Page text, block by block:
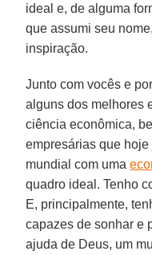
ideal e, de alguma
que assumi seu
inspiração.
Junto com vocês e
alguns dos melhores
ciência econômica,
empresárias que
mundial com uma
quadro ideal. Tenho
E, principalmente,
capazes de sonhar e
ajuda de Deus, um